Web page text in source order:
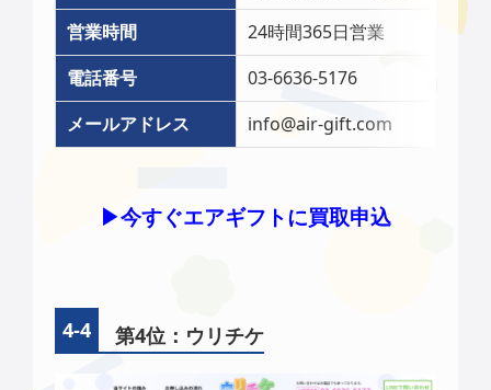
営業時間
24時間365日営業
電話番号
03-6636-5176
メールアドレス
info@air-gift.com
▶︎今すぐエアギフトに買取申込
第4位：ウリチケ